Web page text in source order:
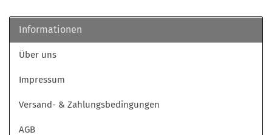
Informationen
Über uns
Impressum
Versand- & Zahlungsbedingungen
AGB